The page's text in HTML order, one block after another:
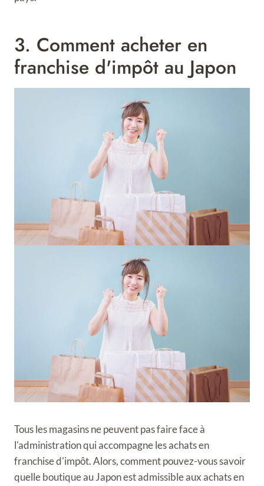
3. Comment acheter en
franchise d'impôt au Japon
Tous les magasins ne peuvent pas faire face à
l'administration qui accompagne les achats en
franchise d'impôt. Alors, comment pouvez-vous savoir
quelle boutique au Japon est admissible aux achats en